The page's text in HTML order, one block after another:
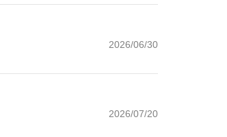
2026/06/30
2026/07/20